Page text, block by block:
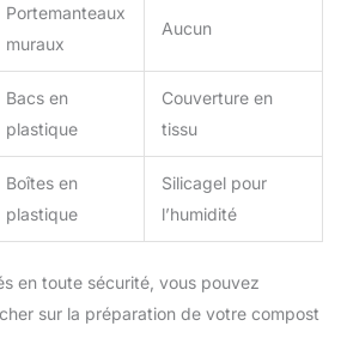
Portemanteaux
muraux
Aucun
Bacs en
plastique
Couverture en
tissu
Boîtes en
plastique
Silicagel pour
l’humidité
en toute sécurité, vous pouvez
sur la préparation de votre compost